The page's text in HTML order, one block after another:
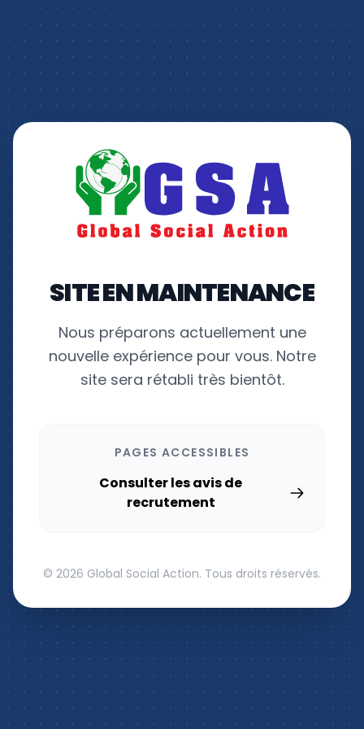
SITE EN MAINTENANCE
Nous préparons actuellement une
nouvelle expérience pour vous. Notre
site sera rétabli très bientôt.
PAGES ACCESSIBLES
Consulter les avis de
recrutement
© 2026 Global Social Action. Tous droits réservés.